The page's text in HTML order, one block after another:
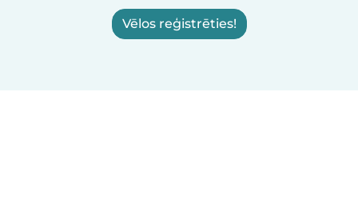
Vēlos reģistrēties!